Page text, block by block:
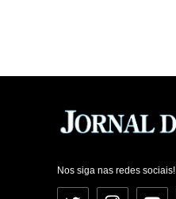
Nos siga nas redes sociais!